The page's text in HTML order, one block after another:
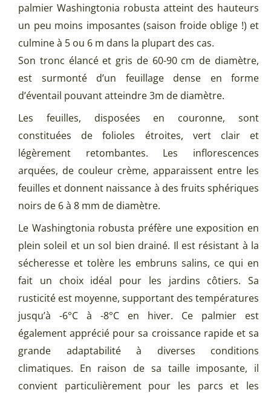
palmier Washingtonia robusta atteint des hauteurs
un peu moins imposantes (saison froide oblige !) et
culmine à 5 ou 6 m dans la plupart des cas.
Son tronc élancé et gris de 60-90 cm de diamètre,
est surmonté d’un feuillage dense en forme
d’éventail pouvant atteindre 3m de diamètre.
Les feuilles, disposées en couronne, sont
constituées de folioles étroites, vert clair et
légèrement retombantes. Les inflorescences
arquées, de couleur crème, apparaissent entre les
feuilles et donnent naissance à des fruits sphériques
noirs de 6 à 8 mm de diamètre.
Le Washingtonia robusta préfère une exposition en
plein soleil et un sol bien drainé. Il est résistant à la
sécheresse et tolère les embruns salins, ce qui en
fait un choix idéal pour les jardins côtiers. Sa
rusticité est moyenne, supportant des températures
jusqu’à -6°C à -8°C en hiver. Ce palmier est
également apprécié pour sa croissance rapide et sa
grande adaptabilité à diverses conditions
climatiques. En raison de sa taille imposante, il
convient particulièrement pour les parcs et les